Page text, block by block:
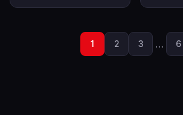
1 2 3 … 6